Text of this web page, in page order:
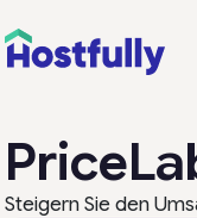
Steigern Sie den